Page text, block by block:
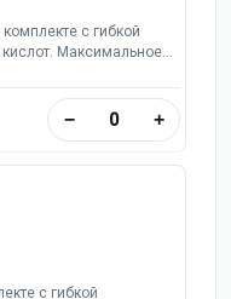
с гибкой
Максимальное
− +
с гибкой